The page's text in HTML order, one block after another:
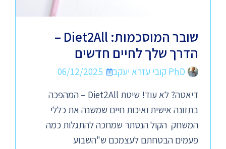
שובר המוסכמות: Diet2All –
הדרך שלך לחיים חדשים
PhD קובי עזרא יעקב
06/12/2025
דיאטה? לא עוד! שיטת Diet2All – המהפכה
בתזונה אישית ואיכות חיים שמשנה את כללי
המשחק הקול הנסתר שמחכה להתגלות כמה
פעמים הבטחתם לעצמכם ש"השבוע